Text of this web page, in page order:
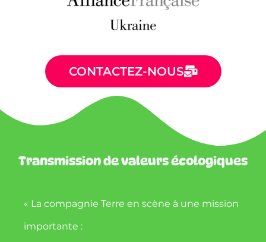
CONTACTEZ-NOUS
Transmission de valeurs écologiques
« La compagnie Terre en scène à une mission
importante :